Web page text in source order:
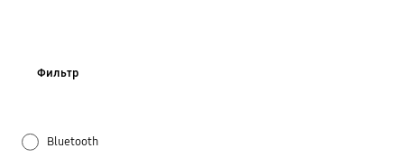
Фильтр
Bluetooth